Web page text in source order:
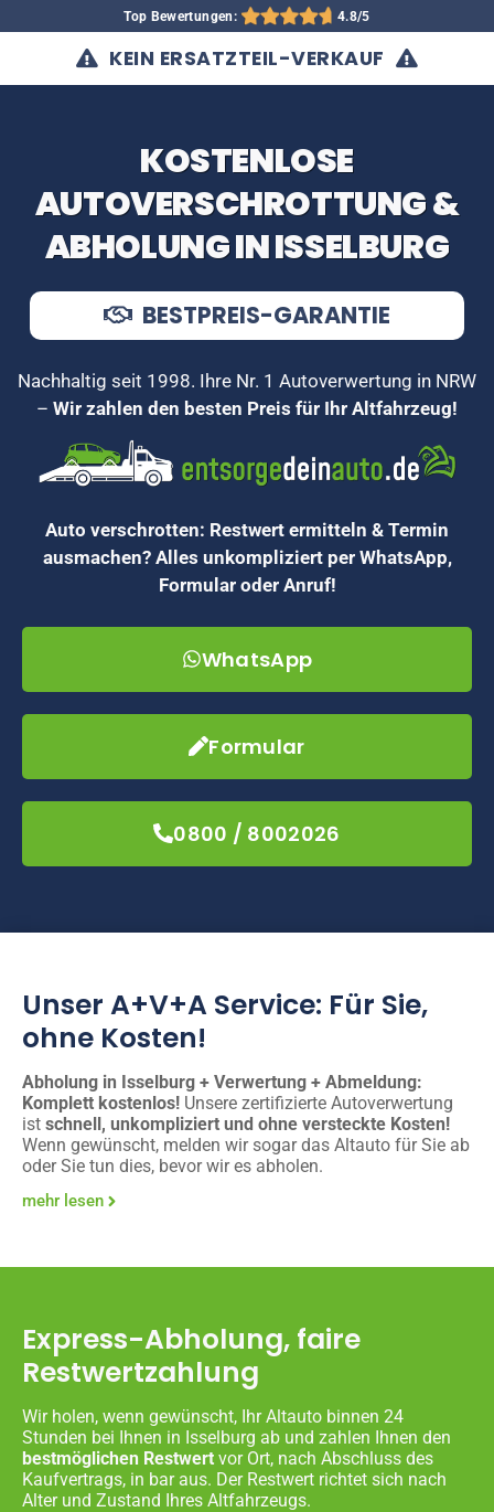
Top Bewertungen: 4.8/5
KEIN ERSATZTEIL-VERKAUF
KOSTENLOSE
AUTOVERSCHROTTUNG &
ABHOLUNG IN ISSELBURG
BESTPREIS-GARANTIE
Nachhaltig seit 1998. Ihre Nr. 1 Autoverwertung in NRW
– Wir zahlen den besten Preis für Ihr Altfahrzeug!
Auto verschrotten: Restwert ermitteln & Termin
ausmachen? Alles unkompliziert per WhatsApp,
Formular oder Anruf!
WhatsApp
Formular
0800 / 8002026
Unser A+V+A Service: Für Sie,
ohne Kosten!
Abholung in Isselburg + Verwertung + Abmeldung:
Komplett kostenlos! Unsere zertifizierte Autoverwertung
ist schnell, unkompliziert und ohne versteckte Kosten!
Wenn gewünscht, melden wir sogar das Altauto für Sie ab
oder Sie tun dies, bevor wir es abholen.
mehr lesen
Express-Abholung, faire
Restwertzahlung
Wir holen, wenn gewünscht, Ihr Altauto binnen 24
Stunden bei Ihnen in Isselburg ab und zahlen Ihnen den
bestmöglichen Restwert vor Ort, nach Abschluss des
Kaufvertrags, in bar aus. Der Restwert richtet sich nach
Alter und Zustand Ihres Altfahrzeugs.